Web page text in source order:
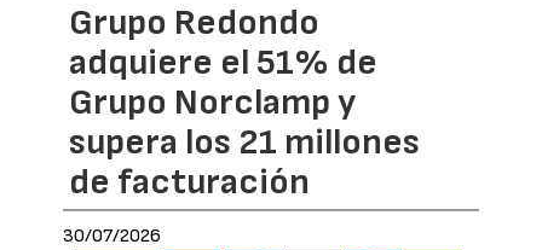
Grupo Redondo
adquiere el 51% de
Grupo Norclamp y
supera los 21 millones
de facturación
30/07/2026